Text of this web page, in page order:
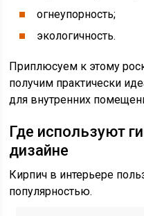
огнеупорность;
экологичность.
Приплюсуем к этому
получим практически
для внутренних
Где используют
дизайне
Кирпич в интерьере
популярностью.